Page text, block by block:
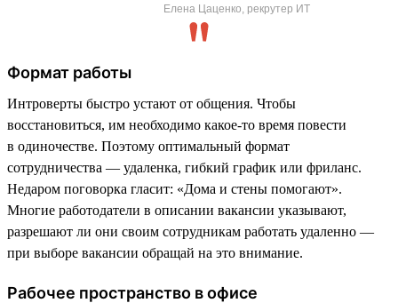
Елена Цаценко, рекрутер ИТ
Формат работы
Интроверты быстро устают от общения. Чтобы
восстановиться, им необходимо какое-то время повести
в одиночестве. Поэтому оптимальный формат
сотрудничества — удаленка, гибкий график или фриланс.
Недаром поговорка гласит: «Дома и стены помогают».
Многие работодатели в описании вакансии указывают,
разрешают ли они своим сотрудникам работать удаленно —
при выборе вакансии обращай на это внимание.
Рабочее пространство в офисе